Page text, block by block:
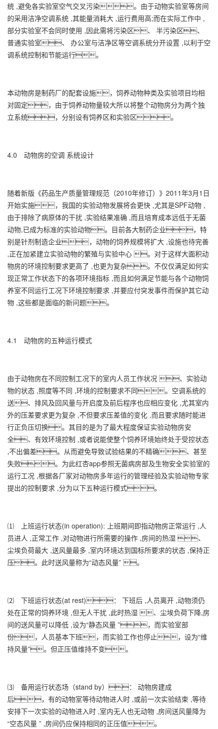
统 ,避免各实验室空气交叉污染。由于动物实验室等房间
的采用洁净空调系统 ,其能量消耗大 ,运行费用高;而在实际工作中 ,
部分实验室不会同时使用 ,因此需将污染区、 半污染区、
普通实验室、 办公室与洁净区等空调系统分开设置 ,以利于空
调系统控制和节能运行。
本动物房是制药厂的配套设施，饲养动物种类及实验项目均相
对固定，由于饲养动物量较大所以将整个动物房分为两个独
立系统，分别设有饲养区和实验区。
4.0 动物房的空调 系统设计
随着新版《药品生产质量管理规范（2010年修订）》2011年3月1日
开始实施，我国的实验动物发展将会更快 ,尤其是SPF动物 ,
由于排除了病原体的干扰 ,实验结果准确 ,而且培育成本远低于无菌
动物,已成为标准的实验动物。目前各大制药企业，特
别是针剂制造企业，动物的饲养规模将扩大 ,设施也待完善
,正在加紧建立实验动物的繁殖与实验中心 。对于这样大面积动
物房的环境控制要求更高了 ,也更为复杂。不仅仅满足如何实
现正常工作状态下的各项环境指标 ,而且如何满足节能与各个动物饲
养室不同运行工况下环境控制要求 ,并要应付突发事件而保护其它动
物 ,这些都是面临的新问题。
4.1 动物房的五种运行模式
由于动物房在不同控制工况下的室内人员工作状况 、实验动
物的状态 ,照度等不同 ,环境的控制要求不同。空调系统的
送、排风及回风量与开启度及前后程序也应相应变化 ,尤其室内
外的压差要求更为复杂 ,不但要求压差值的变化 ,而且要求随时能进
行正负压切换。其目的是为了最大程度保证实验动物房安
全、有效环境控制 ,或者说能使整个饲养环境始终处于受控状态
,不出偏差。从而避免导致试验结果的不精确、甚至
失败。为此红杏app参照无菌病房部及生物安全实验室的
运行工况 ,根据各厂家对动物房多年运行的管理经验及实验动物专家
提出的控制要求 ,分为以下五种运行模式。
⑴ 上班运行状态(in operation): 上班期间即指动物房正常运行 ,人
员进人 ,正常工作 ,对动物进行所需要的操作 ,房间的热湿 、
尘埃负荷最大 ,送风量最多 ,室内环境达到国标所要求的状态 ,保持正
压。此时送风量称为“动态风量” 。
⑵ 下班运行状态(at rest)： 下班后 ,人员离开 ,动物须仍
处在正常的饲养环境 ,但无人干扰 ,此时热湿 、尘埃负荷下降,房
间的送风量可以降低 ,设为“静态风量 ”，而实验室部
份，人员基本下班，而实验工作也停止，设为“维
持风量”。但正压值维持不变。
⑶ 备用运行状态场（stand by）： 动物房建成
后，有的动物室等待动物进人时 ,或前一次实验结束 ,等待
安排下一次实验的动物进入时 ,室内无人也无动物 ,房间送风量降为
“空态风量 ” ,房间仍应保持相同的正压值。